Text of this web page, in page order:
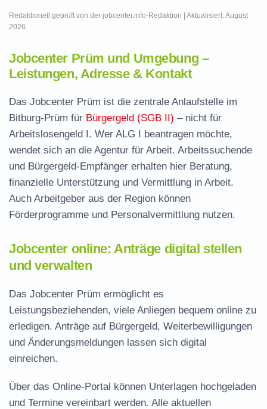
Redaktionell geprüft von der jobcenter.info-Redaktion | Aktualisiert: August
2026
Jobcenter Prüm und Umgebung –
Leistungen, Adresse & Kontakt
Das Jobcenter Prüm ist die zentrale Anlaufstelle im
Bitburg-Prüm für Bürgergeld (SGB II) – nicht für
Arbeitslosengeld I. Wer ALG I beantragen möchte,
wendet sich an die Agentur für Arbeit. Arbeitssuchende
und Bürgergeld-Empfänger erhalten hier Beratung,
finanzielle Unterstützung und Vermittlung in Arbeit.
Auch Arbeitgeber aus der Region können
Förderprogramme und Personalvermittlung nutzen.
Jobcenter online: Anträge digital stellen
und verwalten
Das Jobcenter Prüm ermöglicht es
Leistungsbeziehenden, viele Anliegen bequem online zu
erledigen. Anträge auf Bürgergeld, Weiterbewilligungen
und Änderungsmeldungen lassen sich digital
einreichen.
Über das Online-Portal können Unterlagen hochgeladen
und Termine vereinbart werden. Alle aktuellen